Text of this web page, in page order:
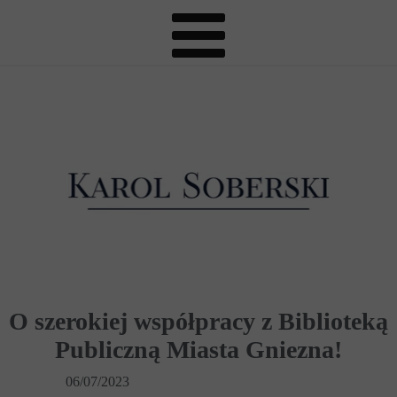
06/07/2023
O szerokiej współpracy z Biblioteką
Publiczną Miasta Gniezna!